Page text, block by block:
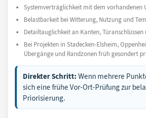
Systemverträglichkeit mit dem vorhandenen
Belastbarkeit bei Witterung, Nutzung und
Detailtauglichkeit an Kanten, Türanschlüssen
Bei Projekten in Stadecken-Elsheim,
Übergänge und Randzonen früh gesondert
Direkter Schritt: Wenn mehrere
sich eine frühe Vor-Ort-Prüfung zur
Priorisierung.